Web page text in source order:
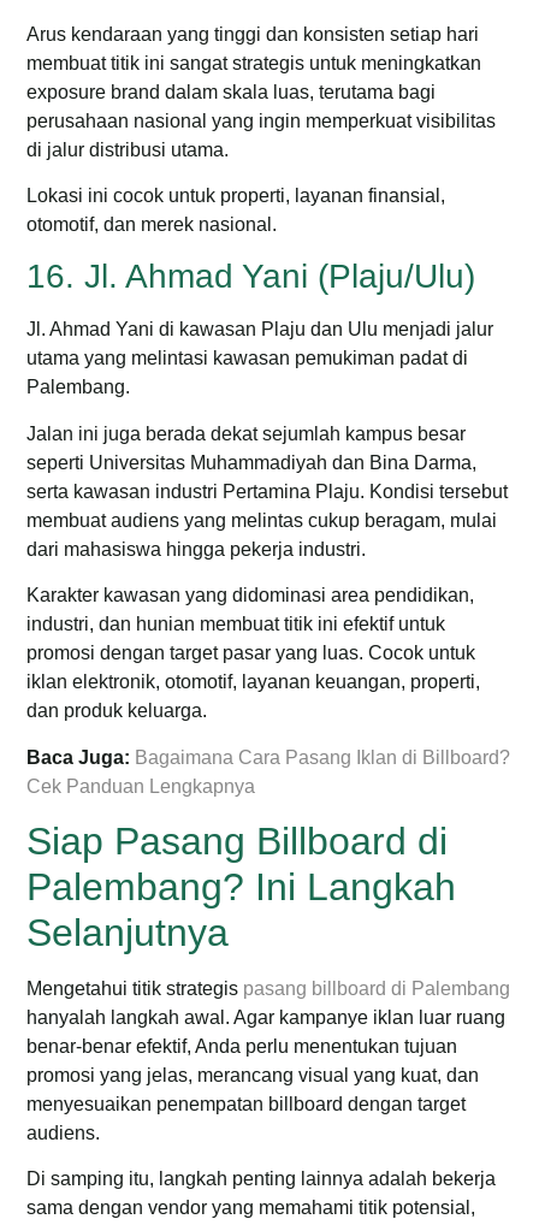
Arus kendaraan yang tinggi dan konsisten setiap hari
membuat titik ini sangat strategis untuk meningkatkan
exposure brand dalam skala luas, terutama bagi
perusahaan nasional yang ingin memperkuat visibilitas
di jalur distribusi utama.
Lokasi ini cocok untuk properti, layanan finansial,
otomotif, dan merek nasional.
16. Jl. Ahmad Yani (Plaju/Ulu)
Jl. Ahmad Yani di kawasan Plaju dan Ulu menjadi jalur
utama yang melintasi kawasan pemukiman padat di
Palembang.
Jalan ini juga berada dekat sejumlah kampus besar
seperti Universitas Muhammadiyah dan Bina Darma,
serta kawasan industri Pertamina Plaju. Kondisi tersebut
membuat audiens yang melintas cukup beragam, mulai
dari mahasiswa hingga pekerja industri.
Karakter kawasan yang didominasi area pendidikan,
industri, dan hunian membuat titik ini efektif untuk
promosi dengan target pasar yang luas.Cocok untuk
iklan elektronik, otomotif, layanan keuangan, properti,
dan produk keluarga.
Baca Juga: Bagaimana Cara Pasang Iklan di Billboard?
Cek Panduan Lengkapnya
Siap Pasang Billboard di
Palembang? Ini Langkah
Selanjutnya
Mengetahui titik strategis pasang billboard di Palembang
hanyalah langkah awal. Agar kampanye iklan luar ruang
benar-benar efektif, Anda perlu menentukan tujuan
promosi yang jelas, merancang visual yang kuat, dan
menyesuaikan penempatan billboard dengan target
audiens.
Di samping itu, langkah penting lainnya adalah bekerja
sama dengan vendor yang memahami titik potensial,